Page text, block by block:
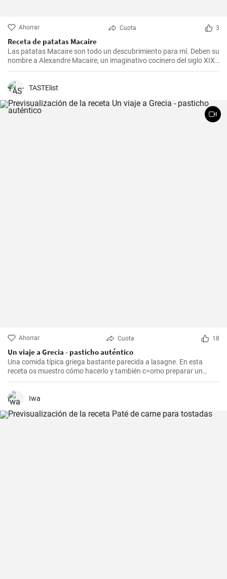
Ahorrar Cuota 3
Receta de patatas Macaire
Las patatas Macaire son todo un descubrimiento para mí. Deben su
nombre a Alexandre Macaire, un imaginativo cocinero del siglo XIX.
Este plato de patatas de sabor exquisito es en realidad muy sencillo
cocinar con mi familia los fines de semana, cuando podemos
¡tendrás una sabrosa receta de guarnición en tu repertorio culinario
en un abrir y cerrar de ojos!
TASTElist
Ahorrar Cuota 18
Un viaje a Grecia - pasticho auténtico
Una comida típica griega bastante parecida a lasagne. En esta
receta os muestro cómo hacerlo y también c=omo preparar un
bechamel auténtico.
Iwa